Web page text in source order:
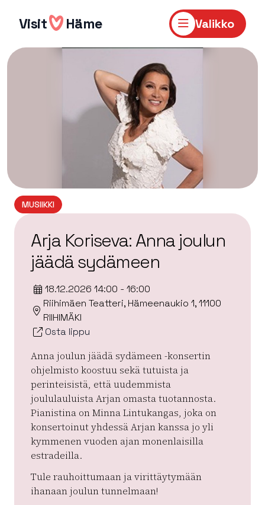
sisältöön
Visit Häme Valikko
MUSIIKKI
Arja Koriseva: Anna joulun
jäädä sydämeen
18.12.2026 14:00 - 16:00
Riihimäen Teatteri, Hämeenaukio 1, 11100
RIIHIMÄKI
Osta lippu
Anna joulun jäädä sydämeen -konsertin
ohjelmisto koostuu sekä tutuista ja
perinteisistä, että uudemmista
joululauluista Arjan omasta tuotannosta.
Pianistina on Minna Lintukangas, joka on
konsertoinut yhdessä Arjan kanssa jo yli
kymmenen vuoden ajan monenlaisilla
estradeilla.
Tule rauhoittumaan ja virittäytymään
ihanaan joulun tunnelmaan!